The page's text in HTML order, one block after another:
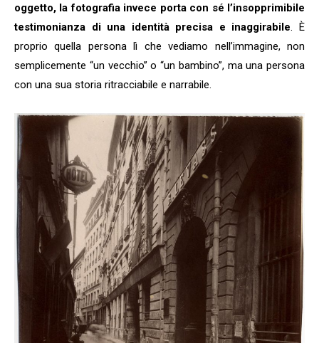
oggetto, la fotografia invece porta con sé l’insopprimibile
testimonianza di una identità precisa e inaggirabile . È
proprio quella persona lì che vediamo nell’immagine, non
semplicemente “un vecchio” o “un bambino”, ma una persona
con una sua storia ritracciabile e narrabile.